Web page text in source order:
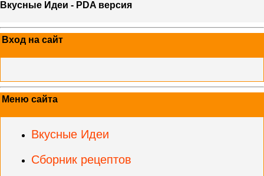
Вкусные Идеи - PDA версия
Вход на сайт
Меню сайта
Вкусные Идеи
Сборник рецептов